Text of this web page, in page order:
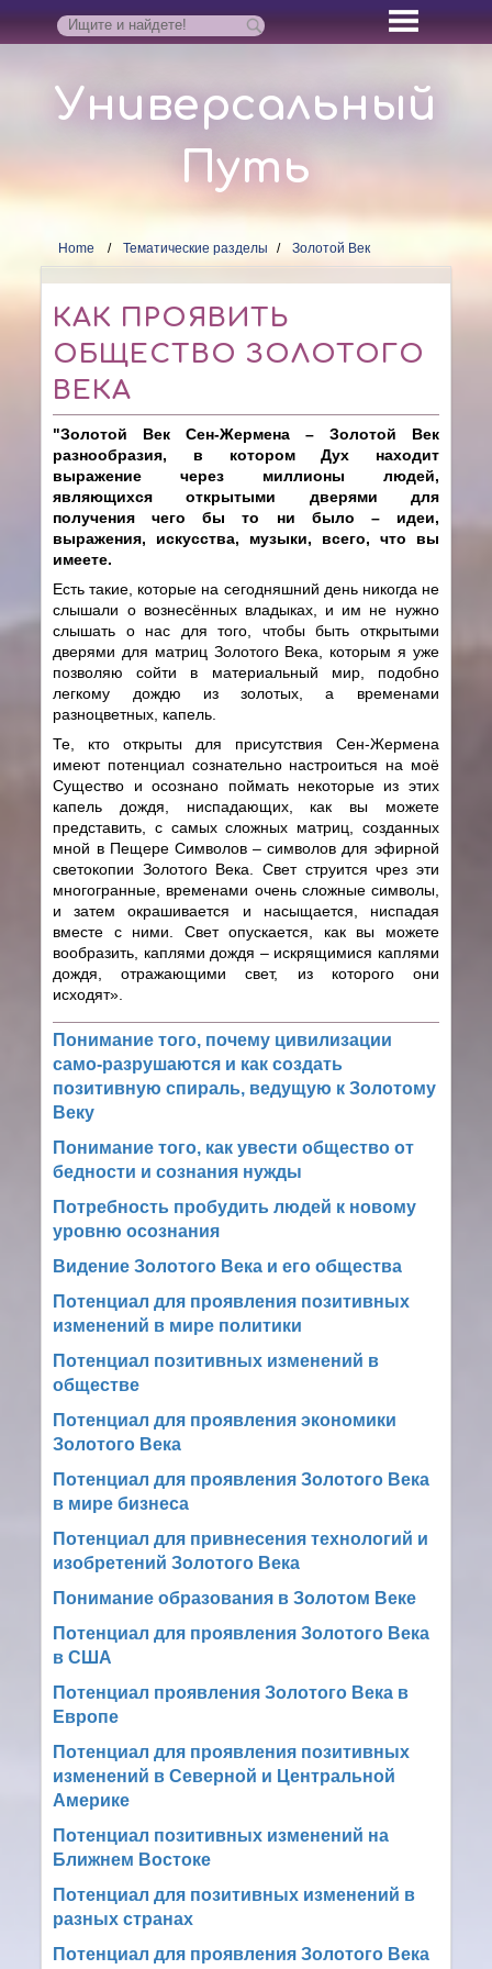
Универсальный
Путь
Home Тематические разделы Золотой Век
КАК ПРОЯВИТЬ
ОБЩЕСТВО ЗОЛОТОГО
ВЕКА
"Золотой Век Сен-Жермена – Золотой Век
разнообразия, в котором Дух находит
выражение через миллионы людей,
являющихся открытыми дверями для
получения чего бы то ни было – идеи,
выражения, искусства, музыки, всего, что вы
имеете.
Есть такие, которые на сегодняшний день никогда не
слышали о вознесённых владыках, и им не нужно
слышать о нас для того, чтобы быть открытыми
дверями для матриц Золотого Века, которым я уже
позволяю сойти в материальный мир, подобно
легкому дождю из золотых, а временами
разноцветных, капель.
Те, кто открыты для присутствия Сен-Жермена
имеют потенциал сознательно настроиться на моё
Существо и осознано поймать некоторые из этих
капель дождя, ниспадающих, как вы можете
представить, с самых сложных матриц, созданных
мной в Пещере Символов – символов для эфирной
светокопии Золотого Века. Свет струится чрез эти
многогранные, временами очень сложные символы,
и затем окрашивается и насыщается, ниспадая
вместе с ними. Свет опускается, как вы можете
вообразить, каплями дождя – искрящимися каплями
дождя, отражающими свет, из которого они
исходят».
Понимание того, почему цивилизации
само-разрушаются и как создать
позитивную спираль, ведущую к Золотому
Веку
Понимание того, как увести общество от
бедности и сознания нужды
Потребность пробудить людей к новому
уровню осознания
Видение Золотого Века и его общества
Потенциал для проявления позитивных
изменений в мире политики
Потенциал позитивных изменений в
обществе
Потенциал для проявления экономики
Золотого Века
Потенциал для проявления Золотого Века
в мире бизнеса
Потенциал для привнесения технологий и
изобретений Золотого Века
Понимание образования в Золотом Веке
Потенциал для проявления Золотого Века
в США
Потенциал проявления Золотого Века в
Европе
Потенциал для проявления позитивных
изменений в Северной и Центральной
Америке
Потенциал позитивных изменений на
Ближнем Востоке
Потенциал для позитивных изменений в
разных странах
Потенциал для проявления Золотого Века